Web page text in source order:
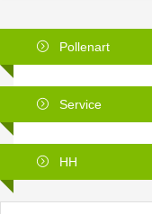
Pollenart
Service
HH